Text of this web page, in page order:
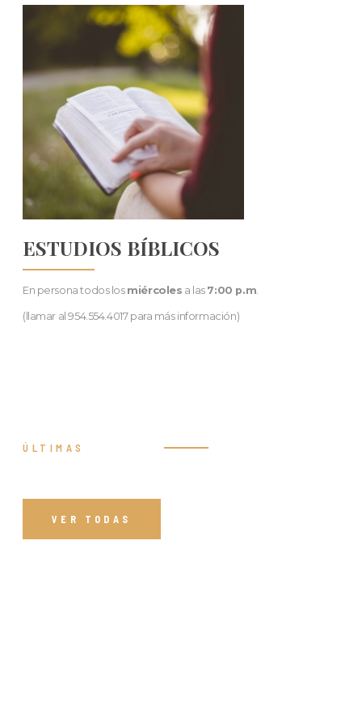
ESTUDIOS BÍBLICOS
En persona todos los miércoles a las 7:00 p.m.
(llamar al 954.554.4017 para más información)
ÚLTIMAS
VER TODAS